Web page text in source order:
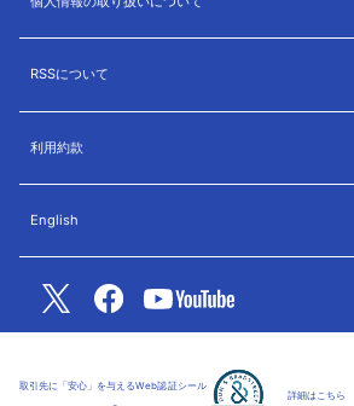
RSSについて
利用約款
English
取引先に「安心」を与えるWeb認証シール
詳細はこちら